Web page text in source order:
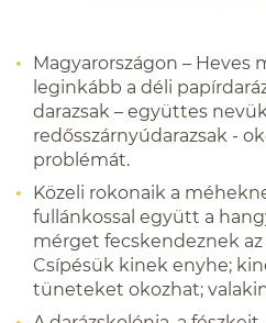
Magyarországon – Heves
leginkább a déli
darazsak – együttes
redősszárnyúdarazsak -
problémát.
Közeli rokonaik a
fullánkossal együtt a
mérget fecskendeznek
Csípésük kinek enyhe;
tüneteket okozhat;